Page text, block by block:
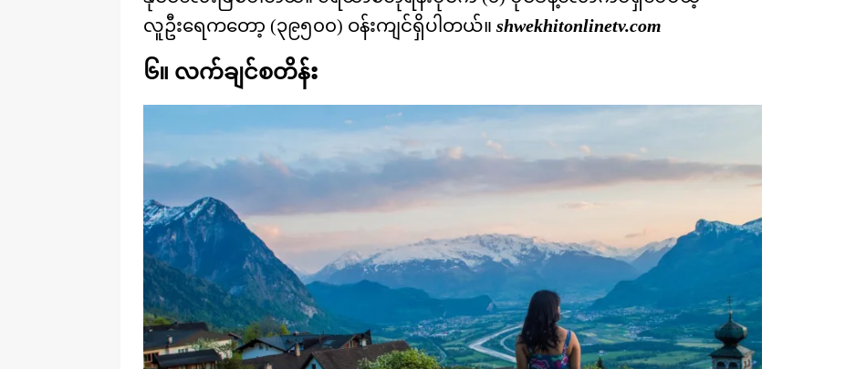
လူဦးရေကတော့ (၃၉၅၀၀) ဝန်းကျင်ရှိပါတယ်။ shwekhitonlinetv.com
၆။ လက်ချင်စတိန်း